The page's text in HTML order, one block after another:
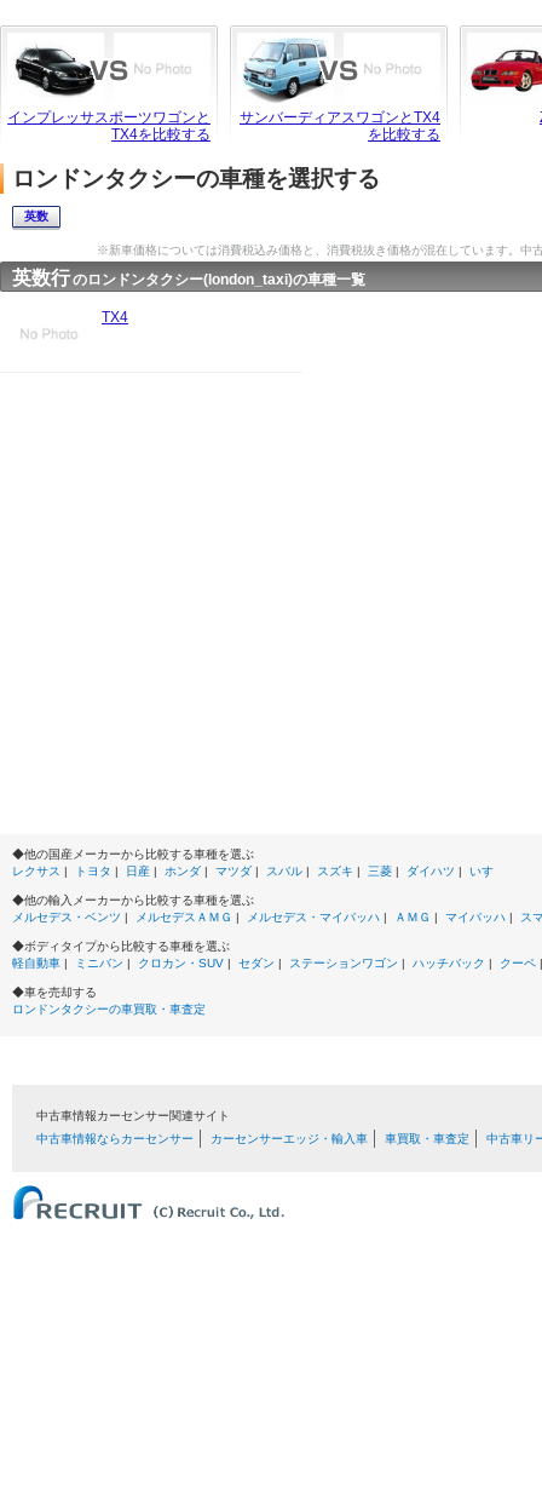
インプレッサスポーツワゴンと
TX4を比較する
サンバーディアスワゴンとTX4
を比較する
ロンドンタクシーの車種を選択する
英数
※新車価格については消費税込み価格と、消費税抜き価格が混在しています。中
英数行のロンドンタクシー(london_taxi)の車種一覧
TX4
◆他の国産メーカーから比較する車種を選ぶ
レクサス | トヨタ | 日産 | ホンダ | マツダ | スバル | スズキ | 三菱 | ダイハツ | いすゞ
◆他の輸入メーカーから比較する車種を選ぶ
メルセデス・ベンツ | メルセデスＡＭＧ | メルセデス・マイバッハ | ＡＭＧ | マイバッハ | ス
◆ボディタイプから比較する車種を選ぶ
軽自動車 | ミニバン | クロカン・SUV | セダン | ステーションワゴン | ハッチバック | クーペ
◆車を売却する
ロンドンタクシーの車買取・車査定
中古車情報カーセンサー関連サイト
中古車情報ならカーセンサー
カーセンサーエッジ・輸入車 車買取・車査定 中古車リ